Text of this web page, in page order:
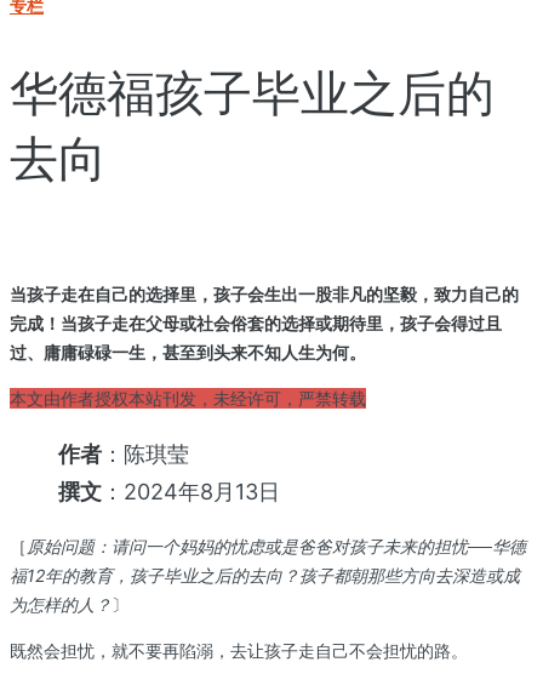
专栏
华德福孩子毕业之后的
去向
当孩子走在自己的选择里，孩子会生出一股非凡的坚毅，致力自己的
完成！当孩子走在父母或社会俗套的选择或期待里，孩子会得过且
过、庸庸碌碌一生，甚至到头来不知人生为何。
本文由作者授权本站刊发，未经许可，严禁转载
作者 ：陈琪莹
撰文 ：2024年8月13日
［ 原始问题：请问一个妈妈的忧虑或是爸爸对孩子未来的担忧──华德
福12年的教育，孩子毕业之后的去向？孩子都朝那些方向去深造或成
为怎样的人？ 〕
既然会担忧，就不要再陷溺，去让孩子走自己不会担忧的路。